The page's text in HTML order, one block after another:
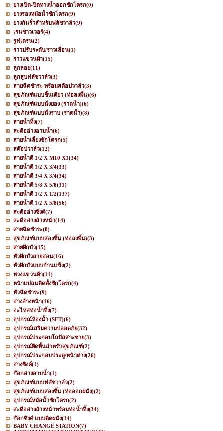
ยางเปิด-ปิดทางน้ำออกชักโครก(0)
ยางรองหม้อน้ำชักโครก(9)
ยางกันรั่วสำหรับฟลัชวาล์ว(9)
เรนชาวเวอร์(4)
รูฟเดรน(2)
ราวปรับระดับ/ราวเลื่อน(1)
ราวแขวนผ้า(15)
ลูกลอย(11)
ลูกสูบฟลัชวาล์ว(3)
สายฉีดชำระ พร้อมสต๊อปวาล์ว(3)
สุขภัณฑ์แบบชิ้นเดียว (ท่อลงพื้น)(6)
สุขภัณฑ์แบบนั่งยอง (ราดน้ำ)(6)
สุขภัณฑ์แบบนั่งราบ (ราดน้ำ)(8)
สายน้ำทิ้ง(7)
สะดืออ่างอาบน้ำ(6)
สายน้ำเลี้ยงชักโครก(5)
สต๊อปวาล์ว(12)
สายน้ำดี 1/2 X M10 X1(34)
สายน้ำดี 1/2 X 3/4(33)
สายน้ำดี 3/4 X 3/4(34)
สายน้ำดี 5/8 X 5/8(31)
สายน้ำดี 1/2 X 1/2(137)
สายน้ำดี 1/2 X 5/8(56)
สะดืออ่างซิงค์(7)
สะดืออ่างล้างหน้า(14)
สายฉีดชำระ(8)
สุขภัณฑ์แบบสองชิ้น (ท่อลงพื้น)(3)
สายฝักบัว(15)
หัวฝักบัวสายอ่อน(16)
หัวฝักบัวแบบก้านแข็ง(2)
ห่วงแขวนผ้า(11)
หน้าแปลนติดตั้งชักโครก(4)
หัวฉีดชำระ(9)
อ่างล้างหน้า(16)
อะไหล่ท่อน้ำทิ้ง(7)
อุปกรณ์ห้องน้ำ (SET)(6)
อุปกรณ์เสริมความปลอดภัย(32)
อุปกรณ์ประกอบโถปัสสาะชาย(3)
อุปกรณ์ยึดพื้นสำหรับสุขภัณฑ์(2)
อุปกรณ์ประกอบประตู/หน้าต่าง(26)
อ่างซิงค์(1)
ก๊อกอ่างอาบน้ำ(1)
สุขภัณฑ์แบบฟลัชวาล์ว(2)
สุขภัณฑ์แบบสองชิ้น (ท่อออกผนัง)(2)
อุปกรณ์หม้อน้ำชักโครก(2)
สะดืออ่างล้างหน้าพร้อมท่อน้ำทิ้ง(34)
ก๊อกซิงค์ แบบติดผนัง(14)
BABY CHANGE STATION(7)